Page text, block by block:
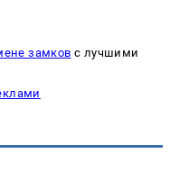
замков с лучшими